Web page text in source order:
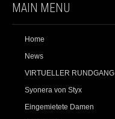
MAIN MENU
Home
News
VIRTUELLER RUNDGANG
Syonera von Styx
Eingemietete Damen